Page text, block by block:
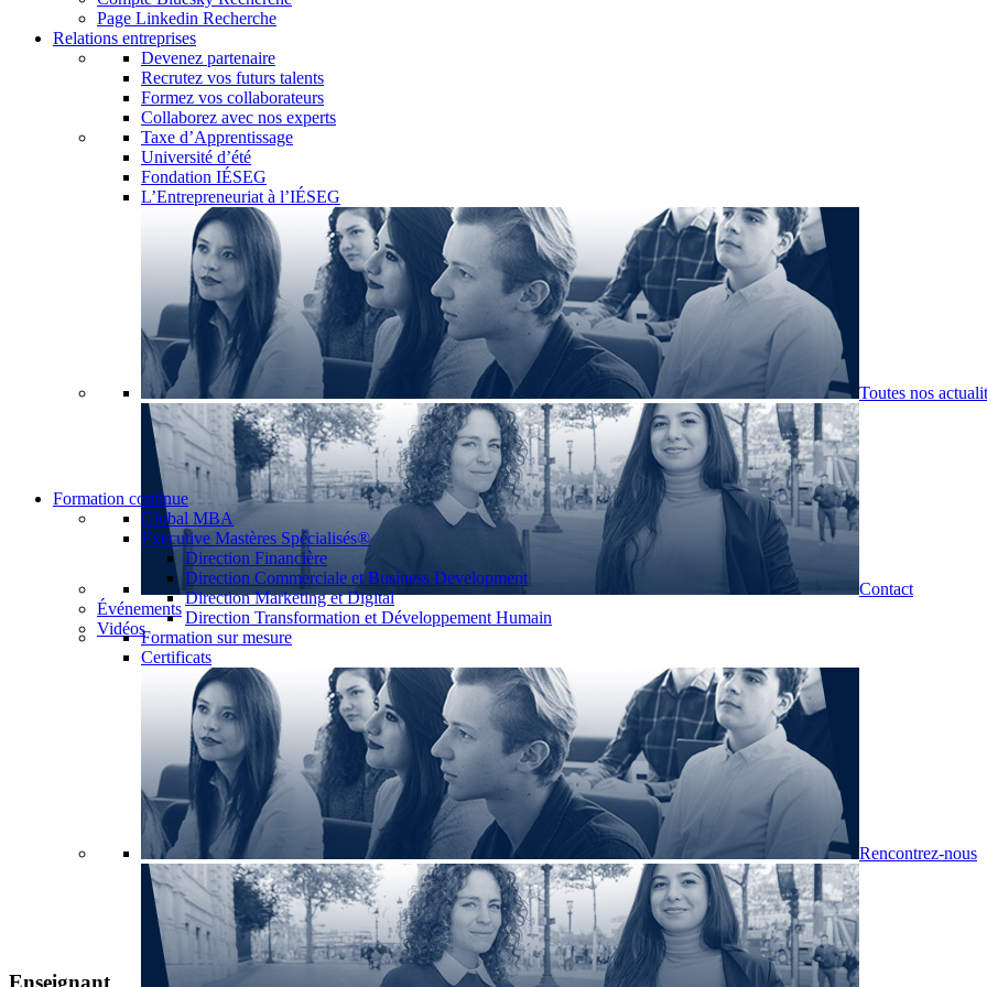
Page Linkedin Recherche
Relations entreprises
Devenez partenaire
Recrutez vos futurs talents
Formez vos collaborateurs
Collaborez avec nos experts
Taxe d’Apprentissage
Université d’été
Fondation IÉSEG
L’Entrepreneuriat à l’IÉSEG
Toutes nos
Contact
Événements
Vidéos
Formation continue
Global MBA
Executive Mastères Spécialisés®
Direction Financière
Direction Commerciale et Business Development
Direction Marketing et Digital
Direction Transformation et Développement Humain
Formation sur mesure
Certificats
Rencontrez-nous
Enseignant